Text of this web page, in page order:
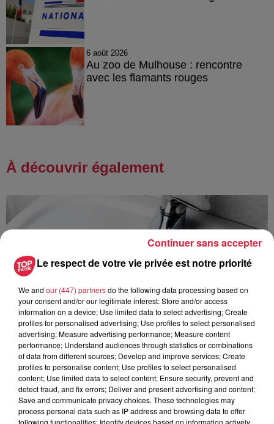
6 août 2026
Au zoo de Mulhouse : rencontre
avec les flamants rouges
À découvrir également
À Hoerdt, de l’eau brune sort des robinets
Depuis plusieurs jours, des habitants de Hoerdt ont vu de
Le respect de votre vie privée est notre priorité
We and our (447) partnersdo the following data processing based on
your consent and/or our legitimate interest: Store and/or access
information on a device; Use limited data to select advertising; Create
profiles for personalised advertising; Use profiles to select personalised
advertising; Measure advertising performance; Measure content
performance; Understand audiences through statistics or combinations
of data from different sources; Develop and improve services; Create
profiles to personalise content; Use profiles to select personalised
content; Use limited data to select content; Ensure security, prevent and
detect fraud, and fix errors; Deliver and present advertising and content;
Save and communicate privacy choices. These technologies may
process personal data such as IP address and browsing data to offer
following functionalities: Identify devices based on information actively
Continuer sans accepter